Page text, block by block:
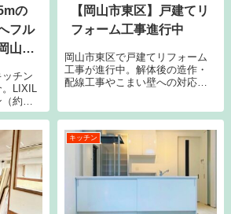
の
フル
山リ
チン
。LIXIL
約
・収納
の空
でリフ
ひご覧
【岡山市東区】戸建てリ
フォーム工事進行中
岡山市東区で戸建てリフォーム
工事が進行中。解体後の造作・
配線工事やこまい壁への対応、
ならネストコーポレーション
へ。
キッチン